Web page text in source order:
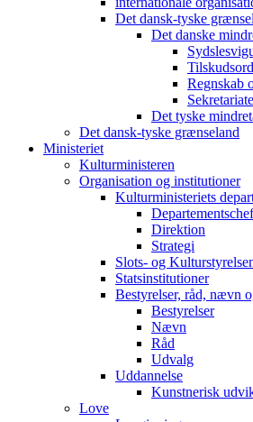
Det dansk-tyske
Det danske
Regnskab
Det tyske
Det dansk-tyske grænseland
Ministeriet
Kulturministeren
Organisation og institutioner
Kulturministeriets
Departementschef
Direktion
Strategi
Slots- og
Statsinstitutioner
Bestyrelser, råd, nævn
Bestyrelser
Nævn
Råd
Udvalg
Uddannelse
Kunstnerisk
Love